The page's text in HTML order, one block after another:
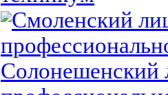
Смоленский
Солонешенский